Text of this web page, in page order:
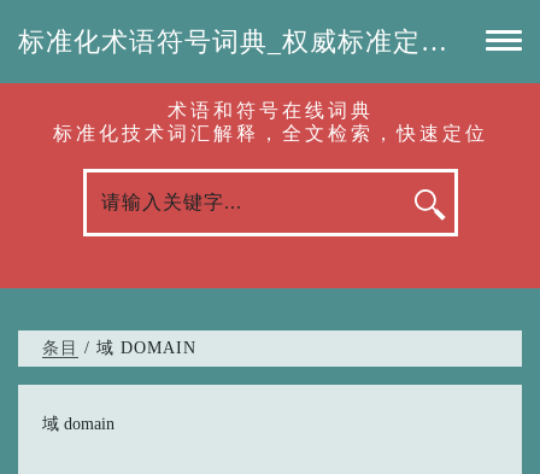
标准化术语符号词典_权威标准定义_专业词汇查询-认准啦（RenZhunLa.com）
术语和符号在线词典
标准化技术词汇解释，全文检索，快速定位
条目 / 域 DOMAIN
域 domain